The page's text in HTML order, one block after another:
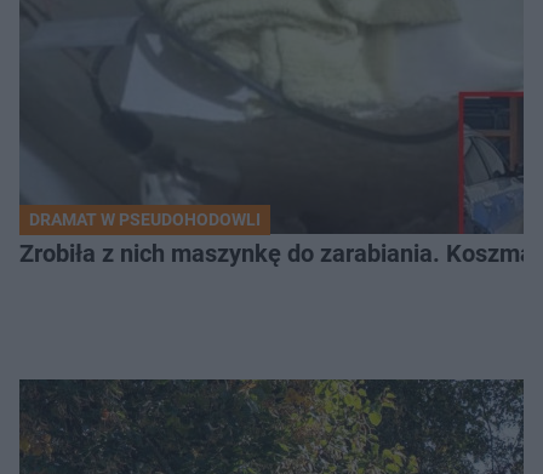
DRAMAT W PSEUDOHODOWLI
Zrobiła z nich maszynkę do zarabiania.